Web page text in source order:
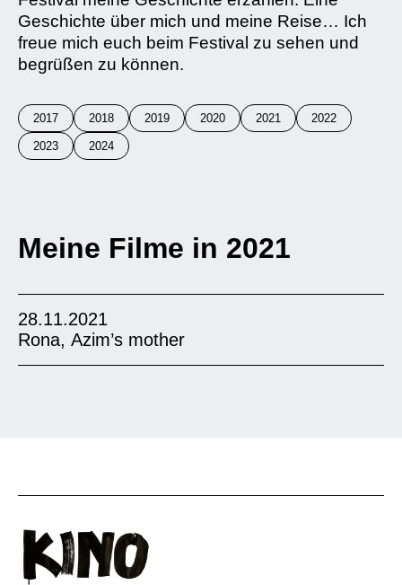
Geschichte über mich und meine Reise… Ich
freue mich euch beim Festival zu sehen und
begrüßen zu können.
2017 2018 2019 2020 2021 2022
2023 2024
Meine Filme in 2021
28.11.2021
Rona, Azim’s mother
Für Rona bedeutet Glück, für die eigenen